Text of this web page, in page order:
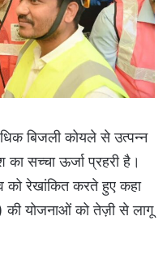
बिजली कोयले से उत्पन्न
सच्चा ऊर्जा प्रहरी है।
को रेखांकित करते हुए कहा
की योजनाओं को तेज़ी से लागू